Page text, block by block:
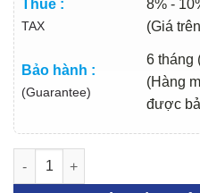
Thuế :
TAX
8% -
(Giá
Bảo hành :
(Guarantee)
6 tháng
(Hàng
được
ỐP ĐÈN SƯƠNG MÙ FORD